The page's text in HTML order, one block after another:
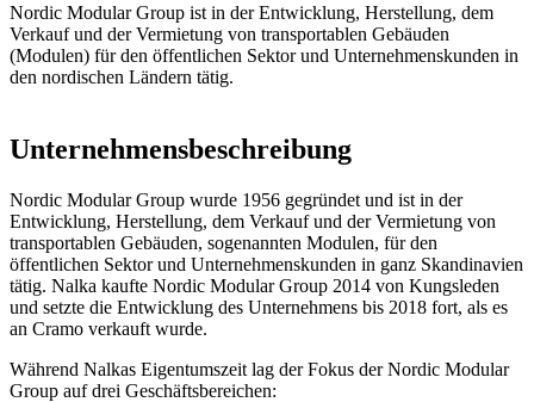
Nordic Modular Group ist in der Entwicklung, Herstellung, dem
Verkauf und der Vermietung von transportablen Gebäuden
(Modulen) für den öffentlichen Sektor und Unternehmenskunden in
den nordischen Ländern tätig.
Unternehmensbeschreibung
Nordic Modular Group wurde 1956 gegründet und ist in der
Entwicklung, Herstellung, dem Verkauf und der Vermietung von
transportablen Gebäuden, sogenannten Modulen, für den
öffentlichen Sektor und Unternehmenskunden in ganz Skandinavien
tätig. Nalka kaufte Nordic Modular Group 2014 von Kungsleden
und setzte die Entwicklung des Unternehmens bis 2018 fort, als es
an Cramo verkauft wurde.
Während Nalkas Eigentumszeit lag der Fokus der Nordic Modular
Group auf drei Geschäftsbereichen: